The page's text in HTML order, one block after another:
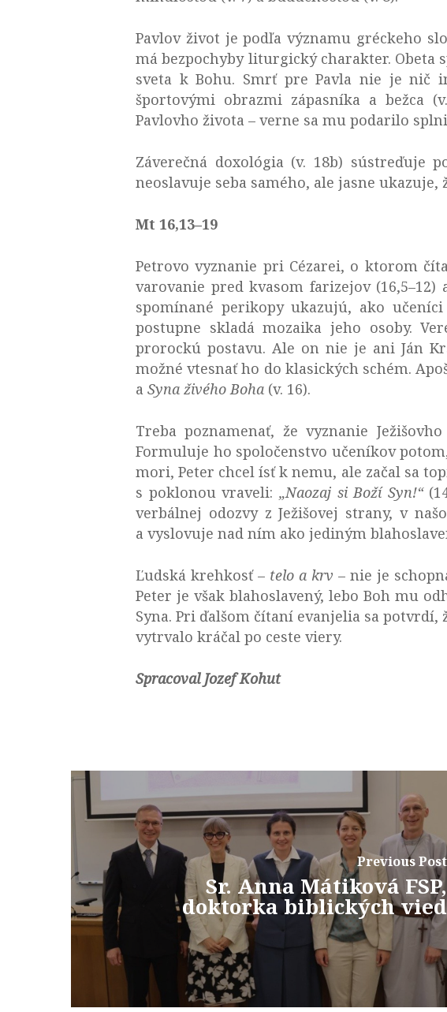
Pavlov život je podľa významu gréckeho
má bezpochyby liturgický charakter. Obeta
sveta k Bohu. Smrť pre Pavla nie je nič
športovými obrazmi zápasníka a bežca
Pavlovho života – verne sa mu podarilo
Záverečná doxológia (v. 18b) sústreďuje
neoslavuje seba samého, ale jasne
Mt 16,13–19
Petrovo vyznanie pri Cézarei, o ktorom
varovanie pred kvasom farizejov
spomínané perikopy ukazujú, ako
postupne skladá mozaika jeho osoby.
prorockú postavu. Ale on nie je ani Ján
možné vtesnať ho do klasických schém.
a Syna živého Boha (v. 16).
Treba poznamenať, že vyznanie
Formuluje ho spoločenstvo učeníkov
mori, Peter chcel ísť k nemu, ale začal sa
s poklonou vraveli: „Naozaj si Boží Syn!“
verbálnej odozvy z Ježišovej strany, v
a vyslovuje nad ním ako jediným
Ľudská krehkosť – telo a krv – nie je
Peter je však blahoslavený, lebo Boh mu
Syna. Pri ďalšom čítaní evanjelia sa
vytrvalo kráčal po ceste viery.
Spracoval Jozef Kohut
Previous Post
Sr. Anna Mátiková FSP,
doktorka biblických vied